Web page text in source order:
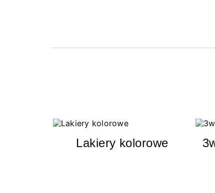
Lakiery kolorowe